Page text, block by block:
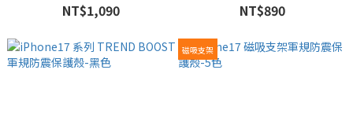
NT$1,090 NT$890
磁吸支架